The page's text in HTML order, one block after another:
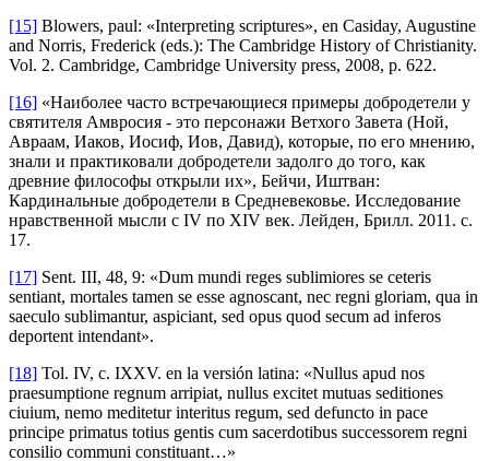
[15] Blowers, paul: «Interpreting scriptures», en Casiday, Augustine
and Norris, Frederick (eds.): The Cambridge History of Christianity.
Vol. 2. Cambridge, Cambridge University press, 2008, p. 622.
[16] «Наиболее часто встречающиеся примеры добродетели у
святителя Амвросия - это персонажи Ветхого Завета (Ной,
Авраам, Иаков, Иосиф, Иов, Давид), которые, по его мнению,
знали и практиковали добродетели задолго до того, как
древние философы открыли их», Бейчи, Иштван:
Кардинальные добродетели в Средневековье. Исследование
нравственной мысли с IV по XIV век. Лейден, Брилл. 2011. с.
17.
[17] Sent. III, 48, 9: «Dum mundi reges sublimiores se ceteris
sentiant, mortales tamen se esse agnoscant, nec regni gloriam, qua in
saeculo sublimantur, aspiciant, sed opus quod secum ad inferos
deportent intendant».
[18] Tol. IV, c. IXXV. en la versión latina: «Nullus apud nos
praesumptione regnum arripiat, nullus excitet mutuas seditiones
ciuium, nemo meditetur interitus regum, sed defuncto in pace
principe primatus totius gentis cum sacerdotibus successorem regni
consilio communi constituant…»